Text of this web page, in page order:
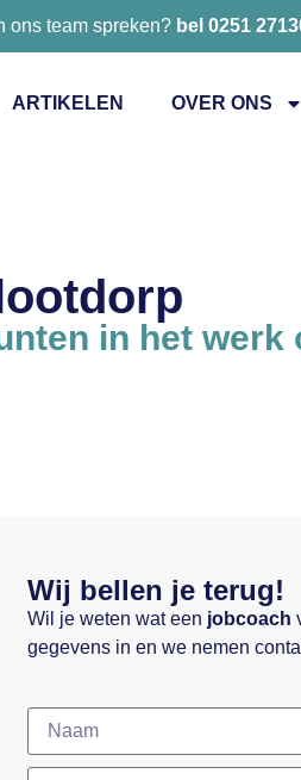
ons team spreken? bel 0251
ARTIKELEN OVER ONS
in het werk
Wij bellen je terug!
Wil je weten wat een jobcoach
gegevens in en we nemen